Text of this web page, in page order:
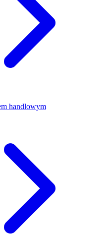
handlowym